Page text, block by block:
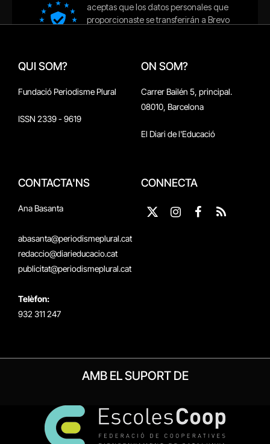
QUI SOM?
Fundació Periodisme Plural
ISSN 2339 - 9619
ON SOM?
Carrer Bailén 5, principal.
08010, Barcelona
El Diari de l'Educació
CONTACTA'NS
Ana Basanta
abasanta@periodismeplural.cat
redaccio@diarieducacio.cat
publicitat@periodismeplural.cat
Telèfon:
932 311 247
CONNECTA
X
Instagram
Facebook
RSS
AMB EL SUPORT DE